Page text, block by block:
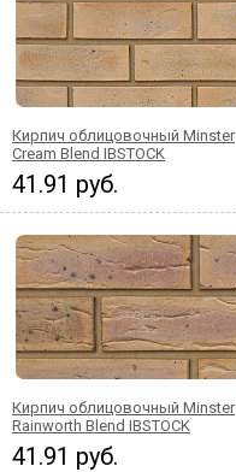
Кирпич облицовочный Minster
Cream Blend IBSTOCK
41.91 руб.
Кирпич облицовочный Minster
Rainworth Blend IBSTOCK
41.91 руб.